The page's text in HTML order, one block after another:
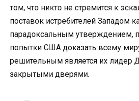
том, что никто не стремится к
поставок истребителей Западом
парадоксальным утверждением,
попытки США доказать всему
решительным является их лидер
закрытыми дверями.